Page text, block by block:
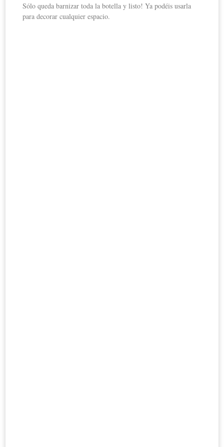
Sólo queda barnizar toda la botella y listo! Ya podéis usarla
para decorar cualquier espacio.